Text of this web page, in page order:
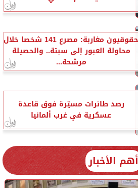
حقوقيون مغاربة: مصرع 141 شخصا خلال
محاولة العبور إلى سبتة.. والحصيلة
مرشحة...
رصد طائرات مسيّرة فوق قاعدة
عسكرية في غرب ألمانيا
أهم الأخبار